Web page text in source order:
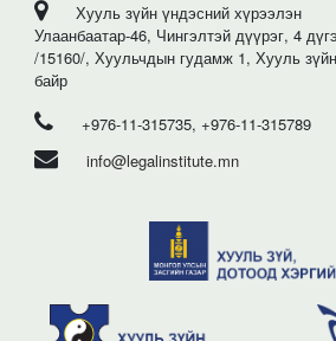
Хууль зүйн үндэсний хүрээлэн
Улаанбаатар-46, Чингэлтэй дүүрэг, 4
/15160/, Хуульчдын гудамж 1, Хууль
байр
+976-11-315735, +976-11-315789
info@legalinstitute.mn